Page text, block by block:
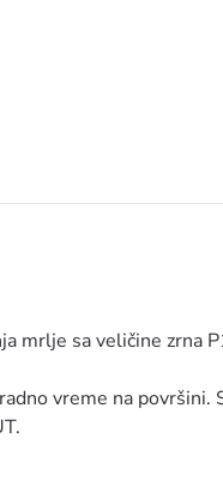
mrlje sa veličine zrna
vreme na površini.